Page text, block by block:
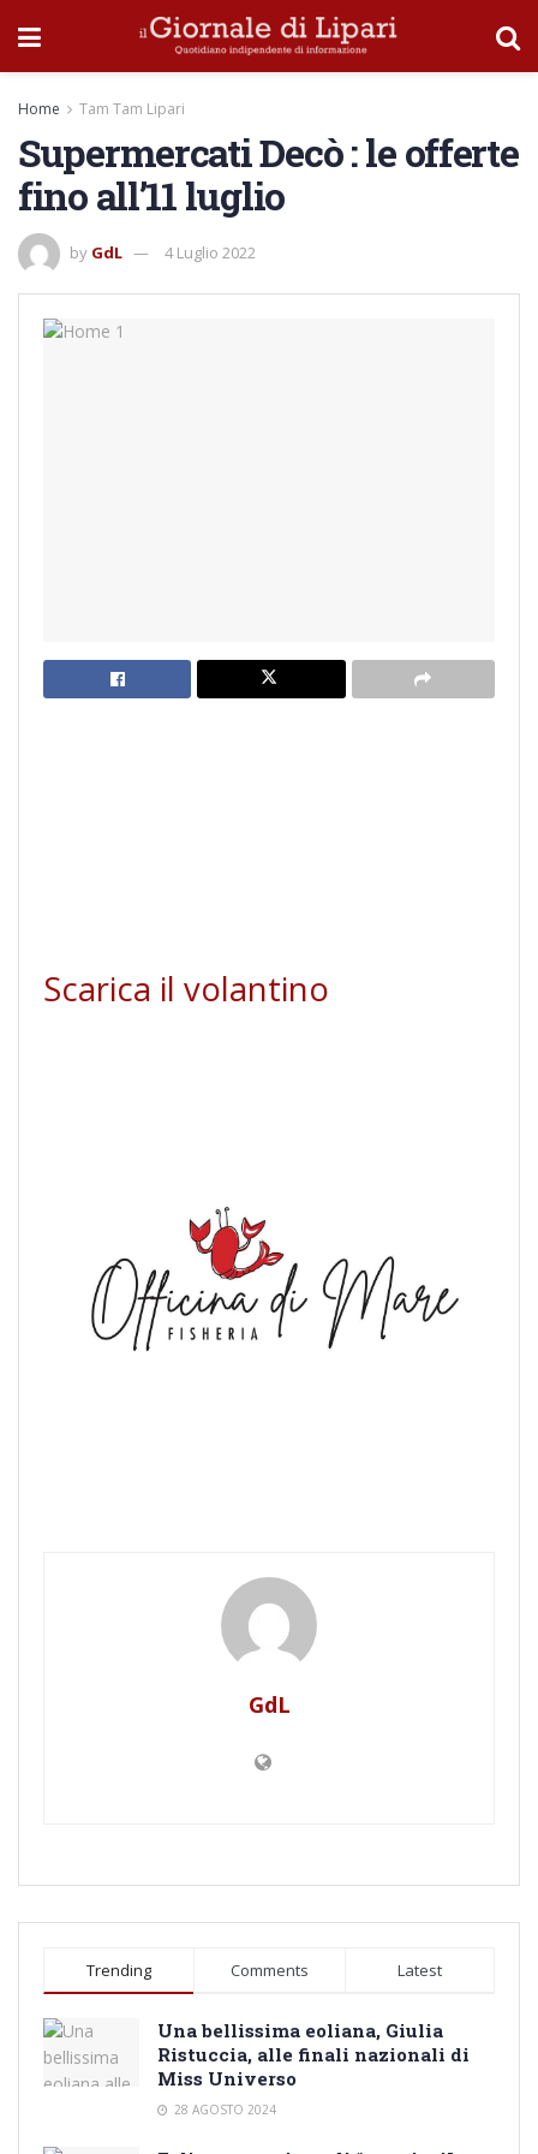
Home Tam Tam Lipari
Supermercati Decò : le offerte
fino all’11 luglio
by GdL 4 Luglio 2022
Scarica il volantino
GdL
Trending Comments Latest
Una bellissima eoliana, Giulia
Ristuccia, alle finali nazionali di
Miss Universo
28 AGOSTO 2024